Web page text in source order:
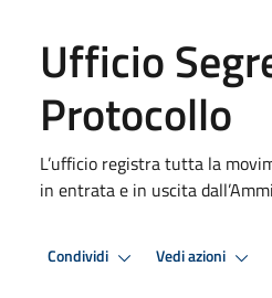
Ufficio
Protocollo
L’ufficio registra tutta la
in entrata e in uscita
Condividi Vedi azioni